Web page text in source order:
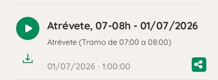
Reproducir
audio
Atrévete, 07-08h - 01/07/2026
Atrévete (Tramo de 07:00 a 08:00)
01/07/2026 · 1:00:00